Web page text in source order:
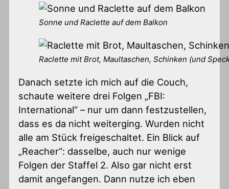
Sonne und Raclette auf dem Balkon
Raclette mit Brot, Maultaschen, Schinken (und
Danach setzte ich mich auf die Couch,
schaute weitere drei Folgen „FBI:
International“ – nur um dann festzustellen,
dass es da nicht weiterging. Wurden nicht
alle am Stück freigeschaltet. Ein Blick auf
„Reacher“: dasselbe, auch nur wenige
Folgen der Staffel 2. Also gar nicht erst
damit angefangen. Dann nutze ich eben